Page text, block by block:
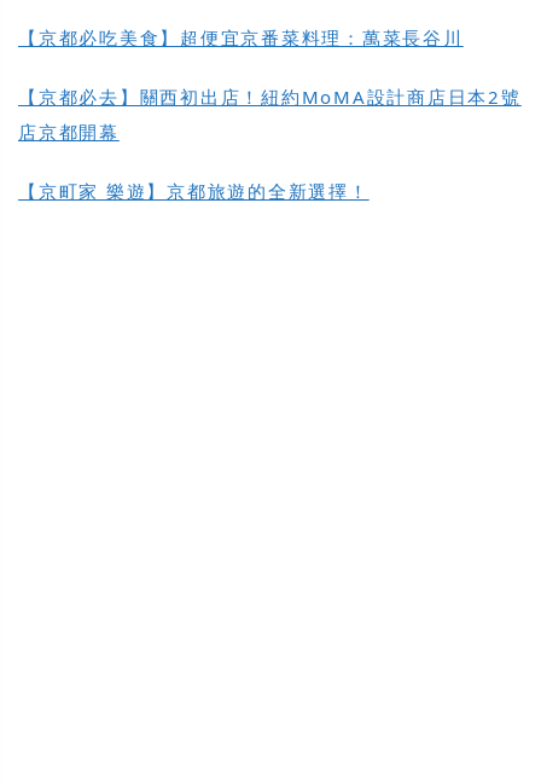
【京都必吃美食】超便宜京番菜料理：萬菜長谷川
【京都必去】關西初出店！紐約MoMA設計商店日本2號
店京都開幕
【京町家 樂遊】京都旅遊的全新選擇！